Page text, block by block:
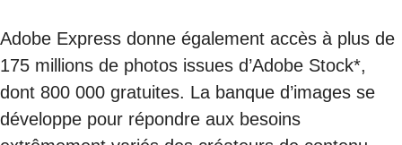
Adobe Express donne également accès à plus de
175 millions de photos issues d’Adobe Stock*,
dont 800 000 gratuites. La banque d’images se
développe pour répondre aux besoins